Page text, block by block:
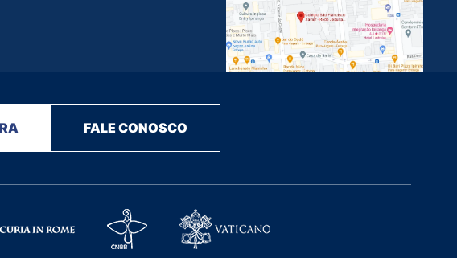
FALE CONOSCO